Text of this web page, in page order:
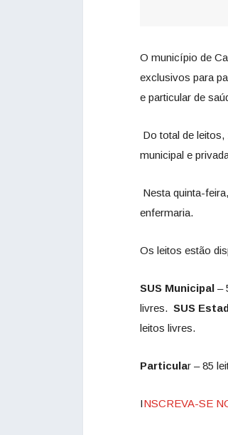
O município de
exclusivos para
e particular de
Do total de
municipal e
Nesta quinta-
enfermaria.
Os leitos estão
SUS Municipal –
livres. SUS
leitos livres.
Particular – 85
INSCREVA-SE